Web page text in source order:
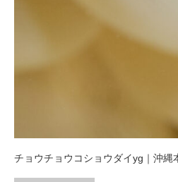
チョウチョウコショウダイyg｜沖